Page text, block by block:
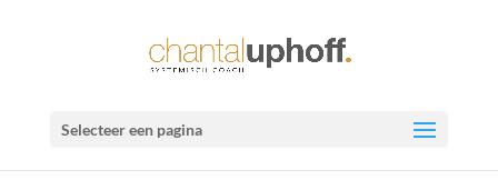
Selecteer een pagina